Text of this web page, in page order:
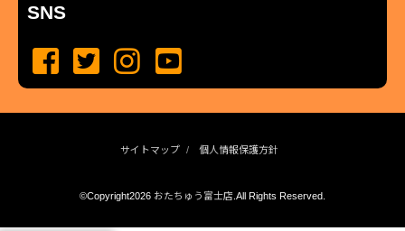
SNS
サイトマップ 個人情報保護方針
©Copyright2026 おたちゅう富士店.All Rights Reserved.